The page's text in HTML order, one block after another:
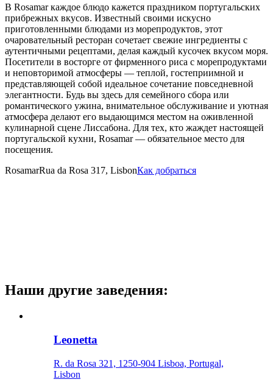
В Rosamar каждое блюдо кажется праздником португальских
прибрежных вкусов. Известный своими искусно
приготовленными блюдами из морепродуктов, этот
очаровательный ресторан сочетает свежие ингредиенты с
аутентичными рецептами, делая каждый кусочек вкусом моря.
Посетители в восторге от фирменного риса с морепродуктами
и неповторимой атмосферы — теплой, гостеприимной и
представляющей собой идеальное сочетание повседневной
элегантности. Будь вы здесь для семейного сбора или
романтического ужина, внимательное обслуживание и уютная
атмосфера делают его выдающимся местом на оживленной
кулинарной сцене Лиссабона. Для тех, кто жаждет настоящей
португальской кухни, Rosamar — обязательное место для
посещения.
RosamarRua da Rosa 317, LisbonКак добраться
Наши другие заведения:
Leonetta
R. da Rosa 321, 1250-904 Lisboa, Portugal,
Lisbon